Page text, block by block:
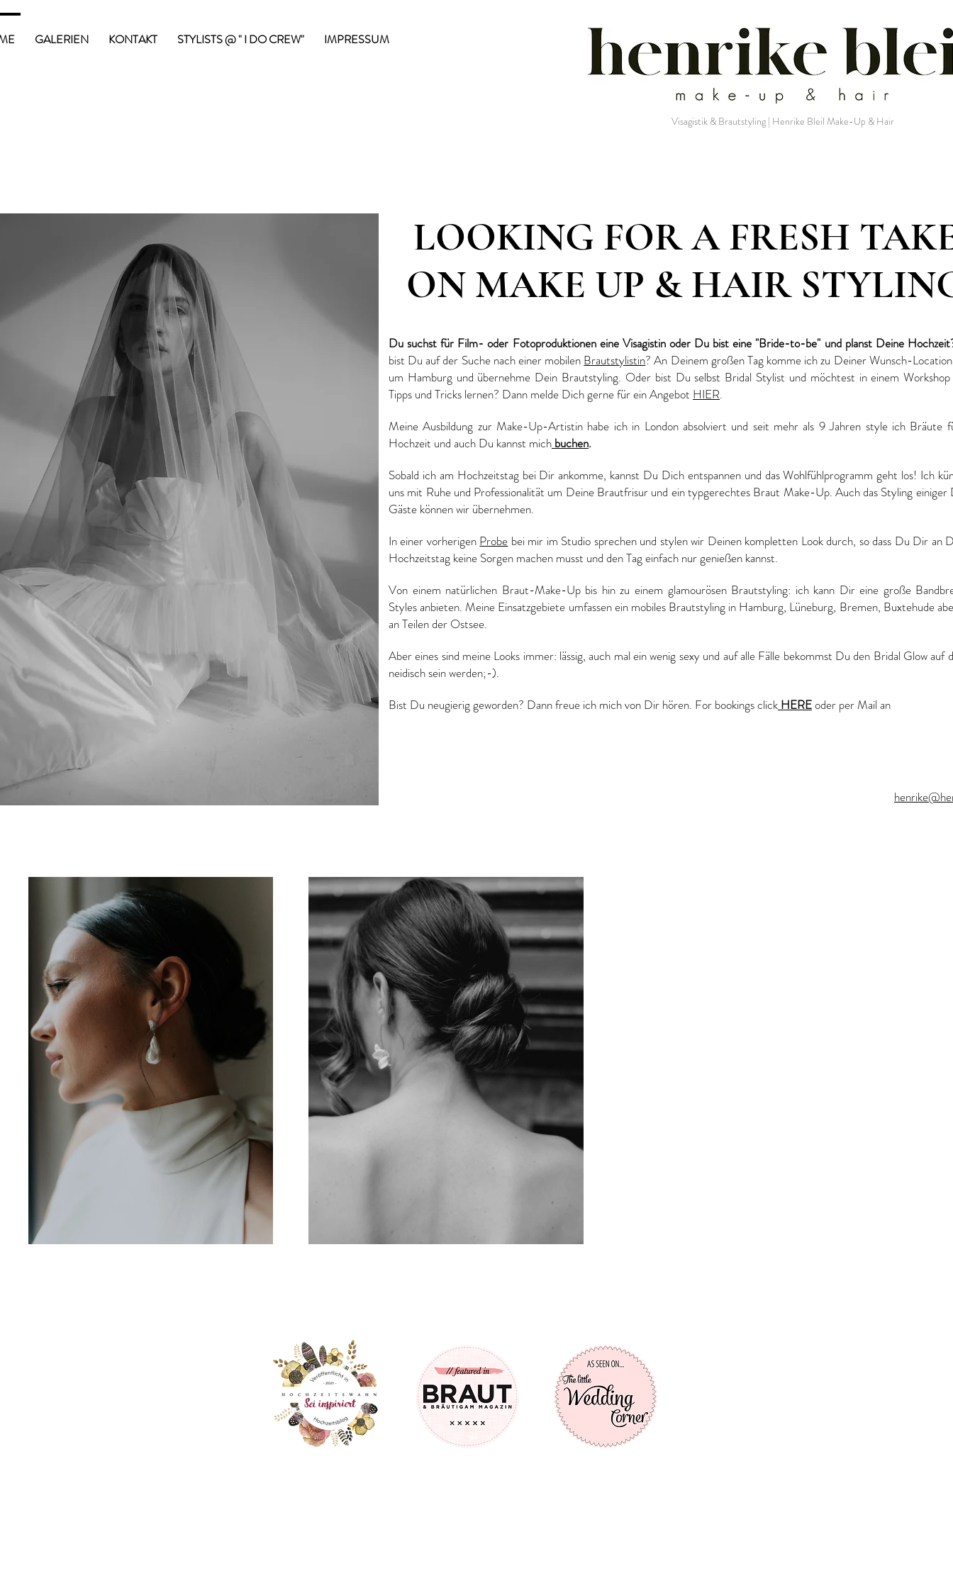
GALERIEN KONTAKT STYLISTS @ " I DO CREW" IMPRESSUM
Visagistik & Brautstyling | Henrike Bleil Make-Up & Hair
LOOKING FOR A FRESH
ON MAKE UP & HAIR
Du suchst für Film- oder Fotoproduktionen eine Visagistin oder Du bist eine "Bride-to-be" und planst Deine
bist Du auf der Suche nach einer mobilen Brautstylistin? An Deinem großen Tag komme ich zu Deiner Wunsch-
um Hamburg und übernehme Dein Brautstyling. Oder bist Du selbst Bridal Stylist und möchtest in einem
Tipps und Tricks lernen? Dann melde Dich gerne für ein Angebot HIER.
Meine Ausbildung zur Make-Up-Artistin habe ich in London absolviert und seit mehr als 9 Jahren style ich Bräute
Hochzeit und auch Du kannst mich buchen.
Sobald ich am Hochzeitstag bei Dir ankomme, kannst Du Dich entspannen und das Wohlfühlprogramm geht los! Ich
uns mit Ruhe und Professionalität um Deine Brautfrisur und ein typgerechtes Braut Make-Up. Auch das Styling einiger
Gäste können wir übernehmen.
In einer vorherigen Probe bei mir im Studio sprechen und stylen wir Deinen kompletten Look durch, so dass Du Dir an
Hochzeitstag keine Sorgen machen musst und den Tag einfach nur genießen kannst.
Von einem natürlichen Braut-Make-Up bis hin zu einem glamourösen Brautstyling: ich kann Dir eine große
Styles anbieten. Meine Einsatzgebiete umfassen ein mobiles Brautstyling in Hamburg, Lüneburg, Bremen, Buxtehude
an Teilen der Ostsee.
Aber eines sind meine Looks immer: lässig, auch mal ein wenig sexy und auf alle Fälle bekommst Du den Bridal Glow auf
neidisch sein werden;-).
Bist Du neugierig geworden? Dann freue ich mich von Dir hören. For bookings click HEREoder per Mail an